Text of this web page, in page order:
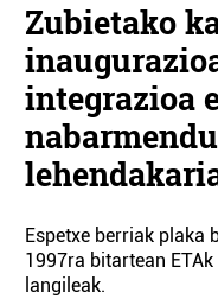
Zubietako
integrazioa
Espetxe berriak plaka
1997ra bitartean
langileak.